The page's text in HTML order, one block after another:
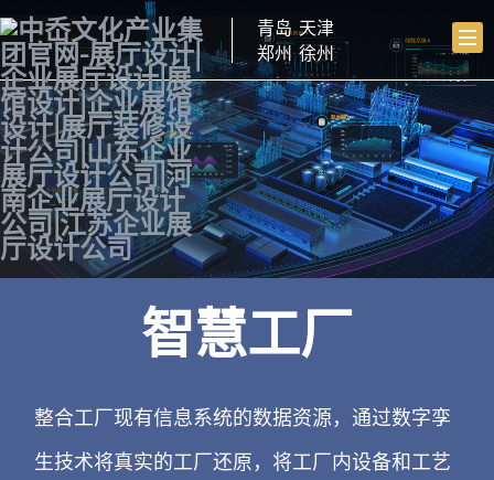
青岛 天津
郑州 徐州
智慧工厂
整合工厂现有信息系统的数据资源，通过数字孪
生技术将真实的工厂还原，将工厂内设备和工艺